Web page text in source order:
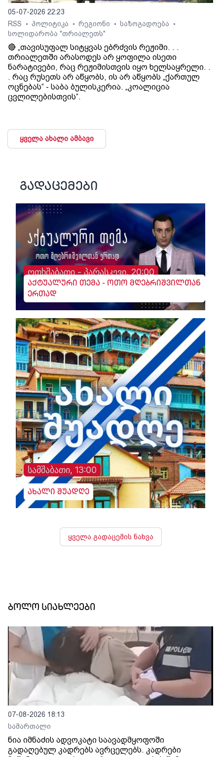
05-07-2026 22:23
RSS
• პოლიტიკა • რეგიონი • საზოგადოება •
სოლიდარობა "თრიალეთს"
🔴 „თავისუფალ სიტყვას ებრძვის რეჟიმი. . .
თრიალეთში არასოდეს არ ყოფილა ისეთი
ნარატივები, რაც რეჟიმისთვის იყო ხელსაყრელი. .
. რაც რუსეთს არ აწყობს, ის არ აწყობს „ქართულ
ოცნებას“ - საბა ბულისკერია. „კოალიცია
ცვლილებისთვის“.
ყველა ახალი ამბავი
გადაცემები
ოთხშაბათი - პარასკევი, 20:00
აქტუალური თემა - ოთო მღებრიშვილთან
ერთად
სამშაბათი, 13:00
ახალი შუადღე
ყველა გადაცემის ნახვა
ბოლო სიახლეები
07-08-2026 18:13
სამართალი
ნია იმნაძის ადვოკატი საავადმყოფოში
გადაღებულ კადრებს ავრცელებს. კადრები